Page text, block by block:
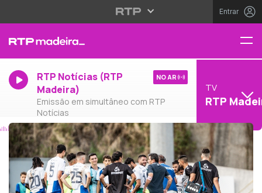
Entrar
RTP Notícias (RTP
Madeira)
Emissão em simultâneo com RTP
Notícias
NO AR
TV
RTP